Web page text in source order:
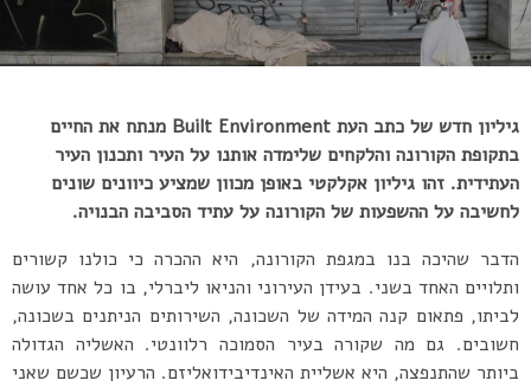
גיליון חדש של כתב העת Built Environment מנתח את החיים
בתקופת הקורונה והלקחים שלימדה אותנו על העיר ותכנון העיר
העתידית. זהו גיליון אקלקטי באופן מכוון שמציע כיוונים שונים
לחשיבה על ההשפעות של הקורונה על עתיד הסביבה הבנויה.
הדבר שהיכה בנו במגפת הקורונה, היא ההכרה כי כולנו קשורים
ותלויים האחד בשני. בעידן העירוני והניאו ליברלי, בו כל אחד עושה
לביתו, פתאום קנה המידה של השכונה, השירותים הניתנים בשכונה,
חשובים. גם מה שקורה בעיר הסמוכה רלוונטי. האשליה הגדולה
ביותר שהתנפצה, היא אשליית האינדיבידואליזם. הרעיון שכשם שאני